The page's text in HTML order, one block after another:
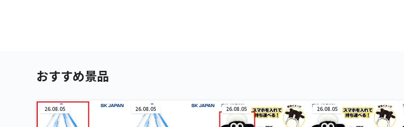
おすすめ景品
26.08.05 26.08.05 26.08.05 26.08.05